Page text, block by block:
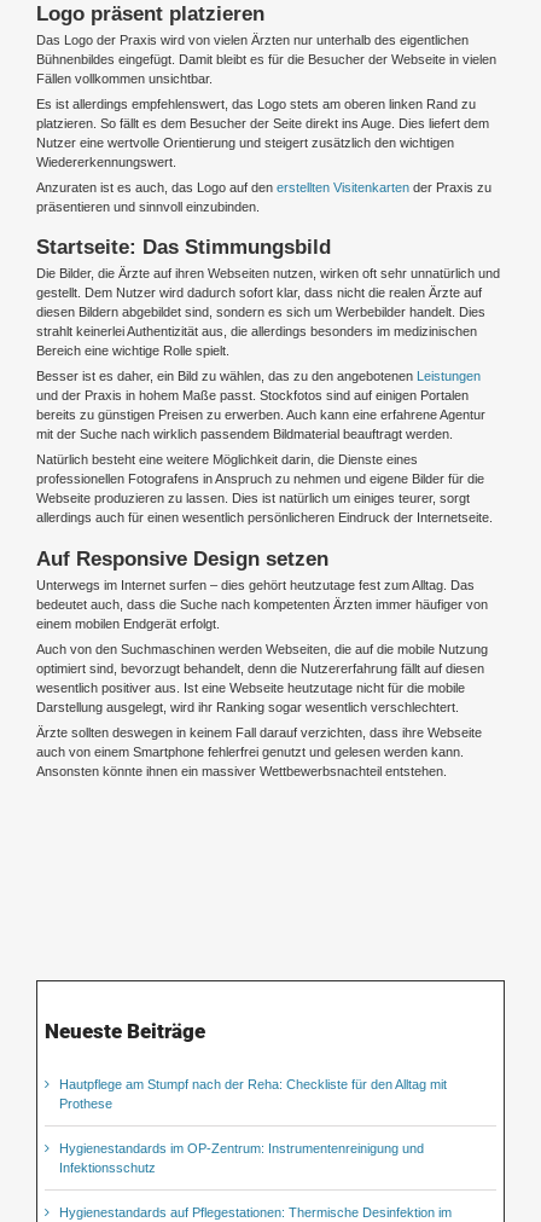
Logo präsent platzieren
Das Logo der Praxis wird von vielen Ärzten nur unterhalb des eigentlichen
Bühnenbildes eingefügt. Damit bleibt es für die Besucher der Webseite in vielen
Fällen vollkommen unsichtbar.
Es ist allerdings empfehlenswert, das Logo stets am oberen linken Rand zu
platzieren. So fällt es dem Besucher der Seite direkt ins Auge. Dies liefert dem
Nutzer eine wertvolle Orientierung und steigert zusätzlich den wichtigen
Wiedererkennungswert.
Anzuraten ist es auch, das Logo auf den erstellten Visitenkarten der Praxis zu
präsentieren und sinnvoll einzubinden.
Startseite: Das Stimmungsbild
Die Bilder, die Ärzte auf ihren Webseiten nutzen, wirken oft sehr unnatürlich und
gestellt. Dem Nutzer wird dadurch sofort klar, dass nicht die realen Ärzte auf
diesen Bildern abgebildet sind, sondern es sich um Werbebilder handelt. Dies
strahlt keinerlei Authentizität aus, die allerdings besonders im medizinischen
Bereich eine wichtige Rolle spielt.
Besser ist es daher, ein Bild zu wählen, das zu den angebotenen Leistungen
und der Praxis in hohem Maße passt. Stockfotos sind auf einigen Portalen
bereits zu günstigen Preisen zu erwerben. Auch kann eine erfahrene Agentur
mit der Suche nach wirklich passendem Bildmaterial beauftragt werden.
Natürlich besteht eine weitere Möglichkeit darin, die Dienste eines
professionellen Fotografens in Anspruch zu nehmen und eigene Bilder für die
Webseite produzieren zu lassen. Dies ist natürlich um einiges teurer, sorgt
allerdings auch für einen wesentlich persönlicheren Eindruck der Internetseite.
Auf Responsive Design setzen
Unterwegs im Internet surfen – dies gehört heutzutage fest zum Alltag. Das
bedeutet auch, dass die Suche nach kompetenten Ärzten immer häufiger von
einem mobilen Endgerät erfolgt.
Auch von den Suchmaschinen werden Webseiten, die auf die mobile Nutzung
optimiert sind, bevorzugt behandelt, denn die Nutzererfahrung fällt auf diesen
wesentlich positiver aus. Ist eine Webseite heutzutage nicht für die mobile
Darstellung ausgelegt, wird ihr Ranking sogar wesentlich verschlechtert.
Ärzte sollten deswegen in keinem Fall darauf verzichten, dass ihre Webseite
auch von einem Smartphone fehlerfrei genutzt und gelesen werden kann.
Ansonsten könnte ihnen ein massiver Wettbewerbsnachteil entstehen.
Neueste Beiträge
Hautpflege am Stumpf nach der Reha: Checkliste für den Alltag mit
Prothese
Hygienestandards im OP-Zentrum: Instrumentenreinigung und
Infektionsschutz
Hygienestandards auf Pflegestationen: Thermische Desinfektion im